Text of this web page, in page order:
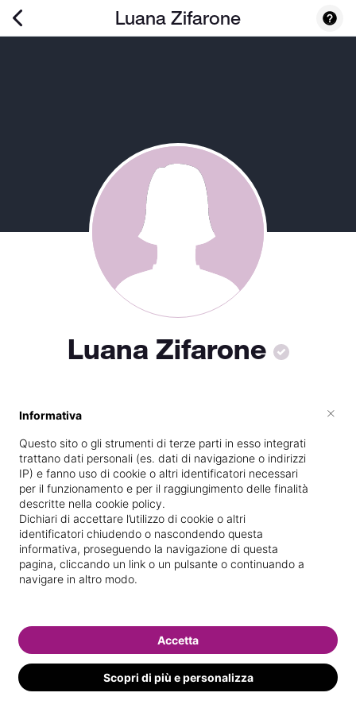
Luana Zifarone
Luana Zifarone
Diplomata
Centro Studi srlnel17/01/2018
Specializzata inRicostruzione unghie
Vedi le informazioni di Luana
Informativa
Questo sito o gli strumenti di terze parti in esso integrati
trattano dati personali (es. dati di navigazione o indirizzi
IP) e fanno uso di cookie o altri identificatori necessari
per il funzionamento e per il raggiungimento delle finalità
descritte nella cookie policy.
Dichiari di accettare l’utilizzo di cookie o altri
identificatori chiudendo o nascondendo questa
informativa, proseguendo la navigazione di questa
pagina, cliccando un link o un pulsante o continuando a
navigare in altro modo.
Scopri di più e personalizza
Accetta
×